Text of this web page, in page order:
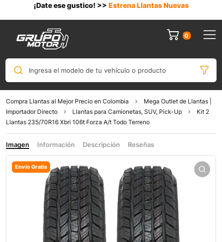
¡Date ese gustico! >> Estrena Llantas Nuevas
0
Ingresa el modelo de tu vehículo o producto
Compra Llantas al Mejor Precio en Colombia
Mega Outlet de Llantas |
Importador Directo
Llantas para Camionetas, SUV, Pick-Up
Kit 2
Llantas 235/70R16 Xbri 106t Forza A/t Todo Terreno
Imagen Información Descripción Reseñas
Envío Gratis